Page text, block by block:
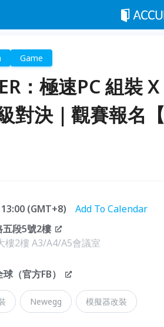
Game
：極速PC 組裝
對決｜觀賽報名
(GMT+8)
Add To Calendar
五段5號2樓
樓2樓 A3/A4/A5會議室
（官方FB）
Newegg 模擬器改裝